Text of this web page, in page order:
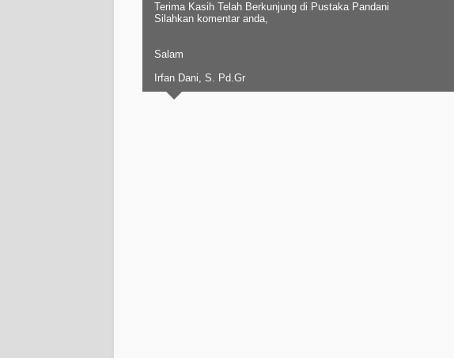
Terima Kasih Telah Berkunjung di Pustaka Pandani
Silahkan komentar anda,
Salam
Irfan Dani, S. Pd.Gr